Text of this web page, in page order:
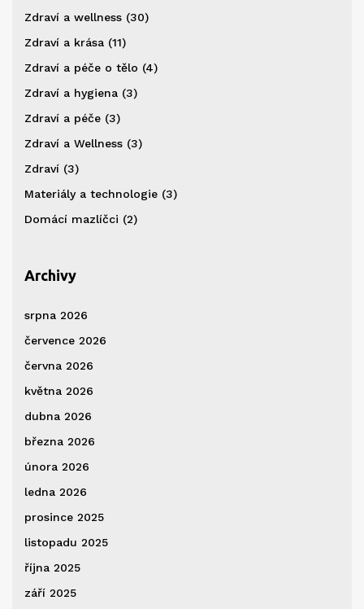
Zdraví a wellness (30)
Zdraví a krása (11)
Zdraví a péče o tělo (4)
Zdraví a hygiena (3)
Zdraví a péče (3)
Zdraví a Wellness (3)
Zdraví (3)
Materiály a technologie (3)
Domácí mazlíčci (2)
Archivy
srpna 2026
července 2026
června 2026
května 2026
dubna 2026
března 2026
února 2026
ledna 2026
prosince 2025
listopadu 2025
října 2025
září 2025